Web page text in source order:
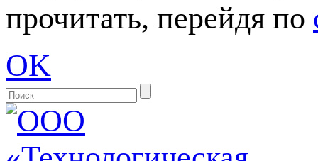
прочитать, перейдя по
OK